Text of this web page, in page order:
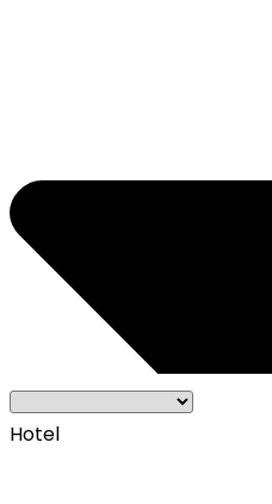
Hotel